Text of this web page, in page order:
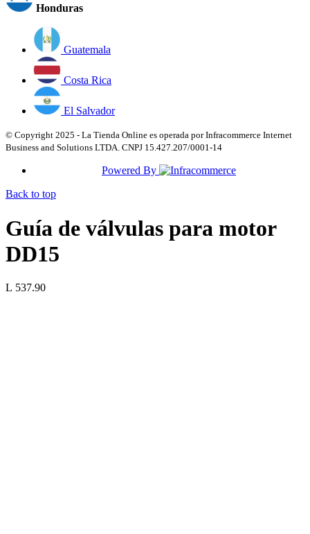
Honduras
Guatemala
Costa Rica
El Salvador
© Copyright 2025 - La Tienda Online es operada por Infracommerce Internet
Business and Solutions LTDA. CNPJ 15.427.207/0001-14
Powered By
Back to top
Guía de válvulas para motor
DD15
L 537.90